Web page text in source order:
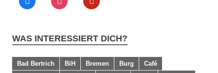
WAS INTERESSIERT DICH?
Bad Bertrich BiH Bremen Burg
Café